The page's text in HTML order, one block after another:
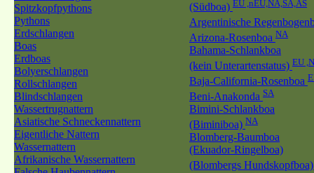
Spitzkopfpythons
Pythons
Erdschlangen
Boas
Erdboas
Bolyerschlangen
Rollschlangen
Blindschlangen
Wassertrugnattern
Asiatische Schneckennattern
Eigentliche Nattern
Wassernattern
Afrikanische Wassernattern
(Südboa) EU ,nEU,NA,SA,AS
Argentinische
Arizona-Rosenboa NA
Bahama-Schlankboa
(kein Unterartenstatus) EU
Baja-California-Rosenboa
Beni-Anakonda SA
Bimini-Schlankboa
(Biminiboa) NA
Blomberg-Baumboa
(Ekuador-Ringelboa)
(Blombergs